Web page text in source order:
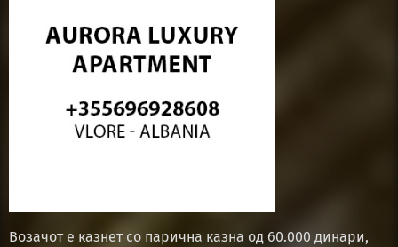
Возачот е казнет со парична казна од 60.000 динари,